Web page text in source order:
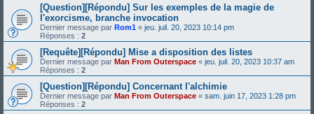
[Question][Répondu] Sur les exemples de la magie de
l'exorcisme, branche invocation
Dernier message par Rom1 « jeu. juil. 20, 2023 10:14 pm
Réponses : 2
[Requête][Répondu] Mise a disposition des listes
Dernier message par Man From Outerspace « jeu. juil. 20, 2023 10:37 am
Réponses : 2
[Question][Répondu] Concernant l'alchimie
Dernier message par Man From Outerspace « sam. juin 17, 2023 1:28 pm
Réponses : 2